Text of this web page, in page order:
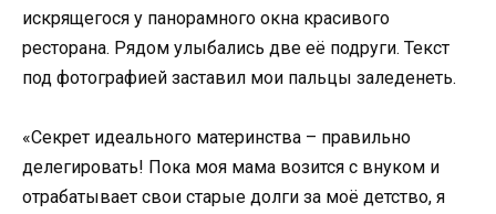
искрящегося у панорамного окна красивого
ресторана. Рядом улыбались две её подруги. Текст
под фотографией заставил мои пальцы заледенеть.
«Секрет идеального материнства – правильно
делегировать! Пока моя мама возится с внуком и
отрабатывает свои старые долги за моё детство, я